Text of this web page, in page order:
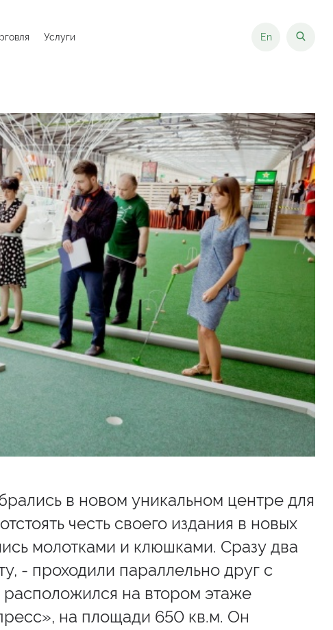
Услуги En
в новом уникальном центре для
честь своего издания в новых
молотками и клюшками. Сразу два
- проходили параллельно друг с
на втором этаже
на площади 650 кв.м. Он